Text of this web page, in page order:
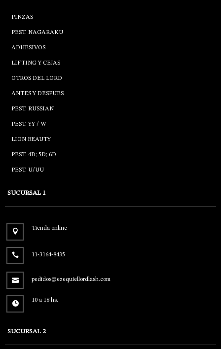
PINZAS
PEST. NAGARAKU
ADHESIVOS
LIFTING Y CEJAS
OTROS DEL LORD
ANTES Y DESPUES
PEST. RUSSIAN
PEST. YY / W
LION BEAUTY
PEST. 4D; 5D; 6D
PEST. U/UU
SUCURSAL 1
Tienda online
11-3164-8435
pedidos@ezequiellordlash.com
10 a 18 hs.
SUCURSAL 2